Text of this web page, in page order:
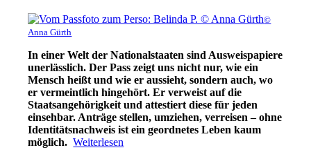
©
Anna Gürth
In einer Welt der Nationalstaaten sind Ausweispapiere
unerlässlich. Der Pass zeigt uns nicht nur, wie ein
Mensch heißt und wie er aussieht, sondern auch, wo
er vermeintlich hingehört. Er verweist auf die
Staatsangehörigkeit und attestiert diese für jeden
einsehbar. Anträge stellen, umziehen, verreisen – ohne
Identitätsnachweis ist ein geordnetes Leben kaum
möglich. Weiterlesen